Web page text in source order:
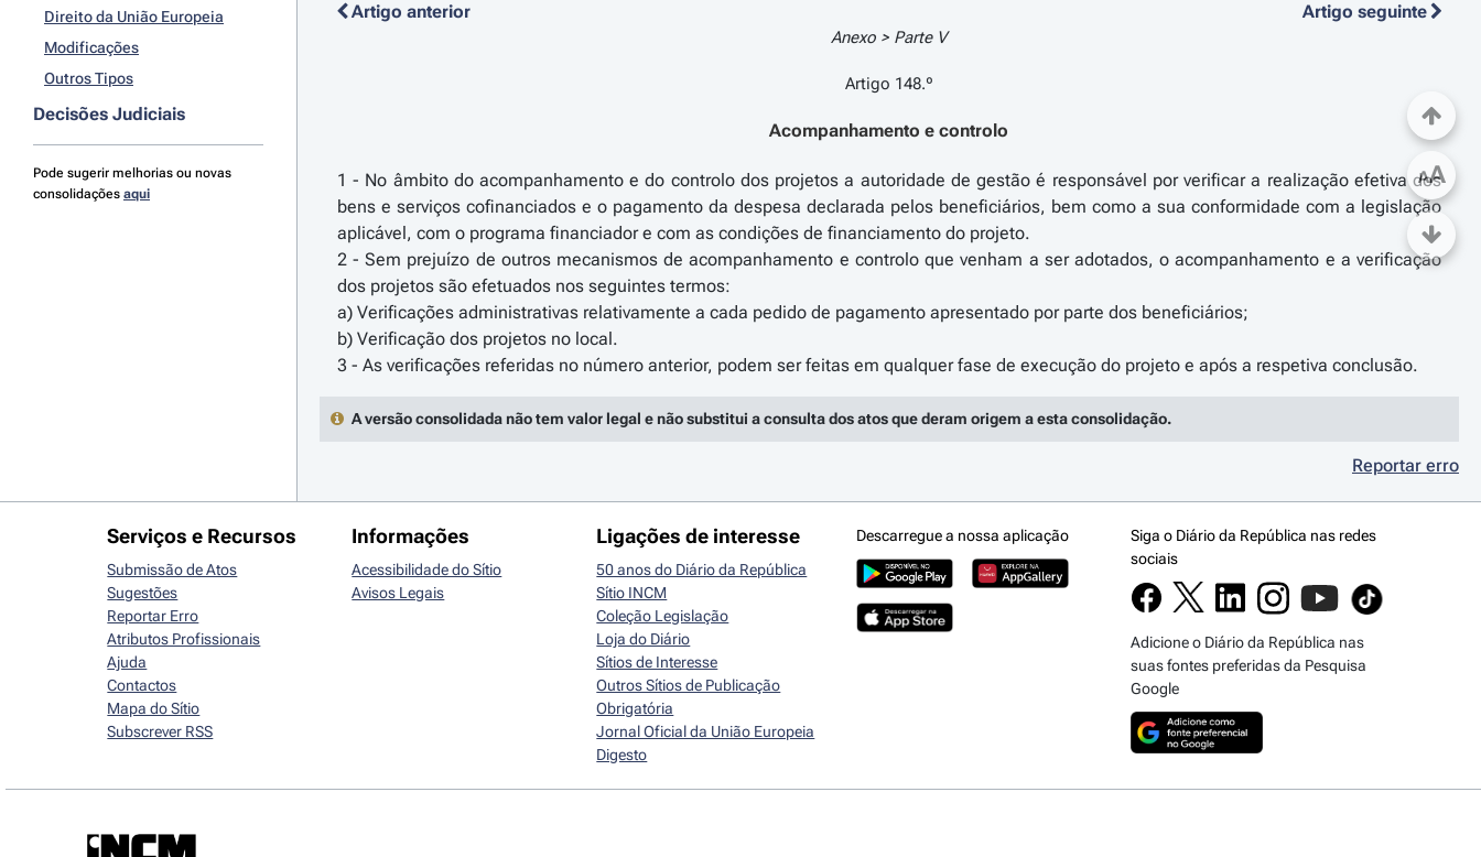
Direito da União Europeia
Modificações
Outros Tipos
Decisões Judiciais
Pode sugerir melhorias ou novas
consolidações aqui
Artigo anterior Artigo seguinte
Anexo > Parte V
Artigo 148.º
Acompanhamento e controlo
1 - No âmbito do acompanhamento e do controlo dos projetos a autoridade de gestão é responsável por verificar a realização efetiva dos
bens e serviços cofinanciados e o pagamento da despesa declarada pelos beneficiários, bem como a sua conformidade com a legislação
aplicável, com o programa financiador e com as condições de financiamento do projeto.
2 - Sem prejuízo de outros mecanismos de acompanhamento e controlo que venham a ser adotados, o acompanhamento e a verificação
dos projetos são efetuados nos seguintes termos:
a) Verificações administrativas relativamente a cada pedido de pagamento apresentado por parte dos beneficiários;
b) Verificação dos projetos no local.
A versão consolidada não tem valor legal e não substitui a consulta dos atos que deram origem a esta consolidação.
Reportar erro
AA
Serviços e Recursos
Submissão de Atos
Sugestões
Reportar Erro
Atributos Profissionais
Ajuda
Contactos
Mapa do Sítio
Subscrever RSS
Informações
Acessibilidade do Sítio
Avisos Legais
Ligações de interesse
50 anos do Diário da República
Sítio INCM
Coleção Legislação
Loja do Diário
Sítios de Interesse
Outros Sítios de Publicação
Obrigatória
Jornal Oficial da União Europeia
Digesto
Descarregue a nossa aplicação
Siga o Diário da República nas redes
sociais
Adicione o Diário da República nas
suas fontes preferidas da Pesquisa
Google